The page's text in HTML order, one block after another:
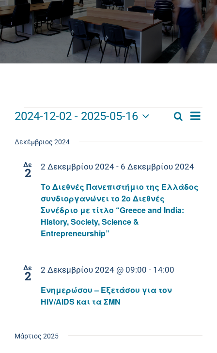
Πανεπιστημιακές Μονάδες
Events
Events
List
2024-12-02 - 2025-05-16
date.
Δεκέμβριος 2024
Δε
2
Το Διεθνές Πανεπιστήμιο της Ελλάδος
συνδιοργανώνει το 2ο Διεθνές
Συνέδριο με τίτλο “Greece and India:
History, Society, Science &
Entrepreneurship”
2 Δεκεμβρίου 2024 - 6 Δεκεμβρίου 2024
Δε
2
Ενημερώσου – Εξετάσου για τον
HIV/AIDS και τα ΣΜΝ
2 Δεκεμβρίου 2024 @ 09:00 - 14:00
Μάρτιος 2025